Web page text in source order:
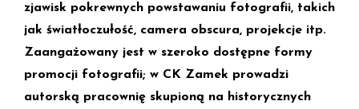
zjawisk pokrewnych powstawaniu fotografii, takich
jak światłoczułość, camera obscura, projekcje itp.
Zaangażowany jest w szeroko dostępne formy
promocji fotografii; w CK Zamek prowadzi
autorską pracownię skupioną na historycznych